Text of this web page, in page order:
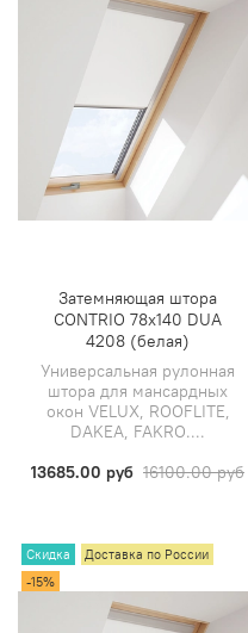
Затемняющая штора
CONTRIO 78х140 DUA
4208 (белая)
Универсальная рулонная
штора для мансардных
окон VELUX, ROOFLITE,
DAKEA, FAKRO....
13685.00 руб 16100.00 руб
Скидка
Доставка по России
-15%